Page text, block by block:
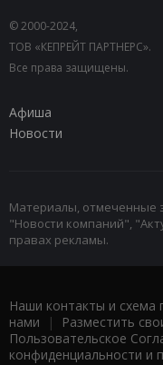
© 2000-2024,
ТОВ «КЕПРЕЙТ ПАРТНЕРС».
Все права защищены.
Афиша
Новости
Материалы, отмеченные
"Новости компаний",
правах рекламы.
Наши контакты и схема
нами | Разместить
Пользовательское
конфиденциальности и